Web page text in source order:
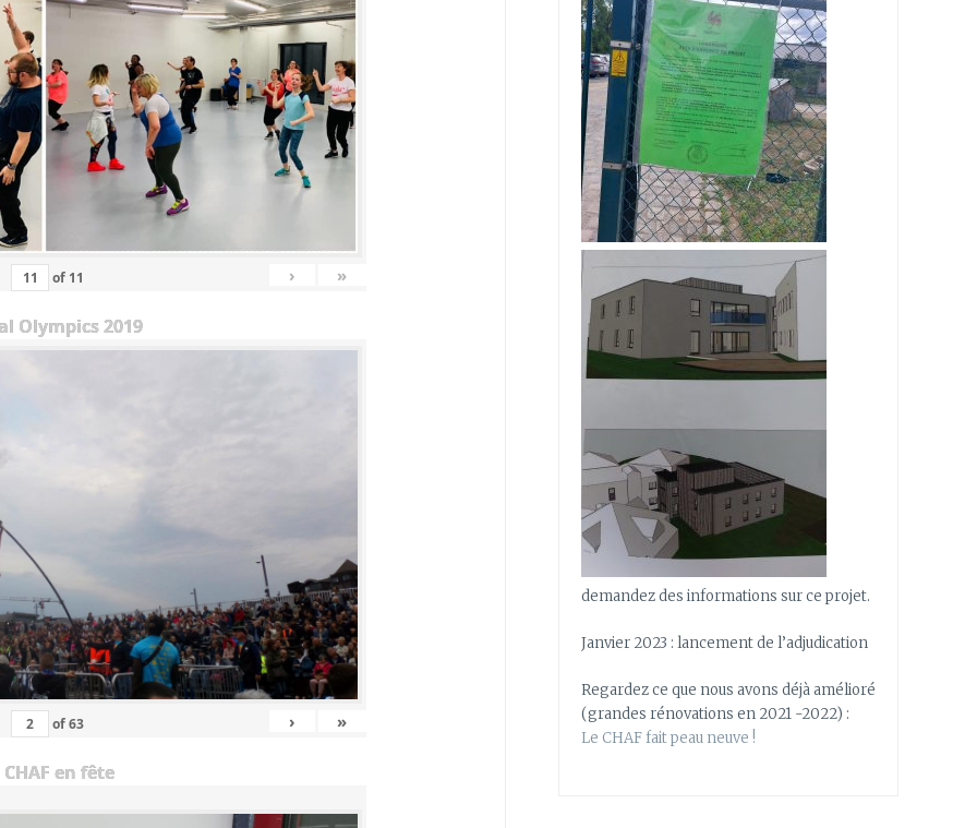
of 11 › »
Olympics 2019
of63 › »
CHAF en fête
demandez des informations sur ce projet.
Janvier 2023 : lancement de l’adjudication
Regardez ce que nous avons déjà amélioré
(grandes rénovations en 2021 -2022) :
Le CHAF fait peau neuve !